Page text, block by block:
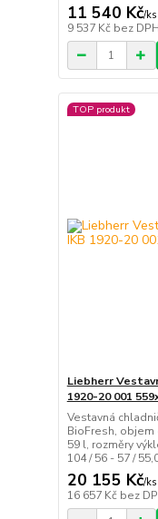
11 540 Kč/ks
9 537 Kč bez DPH
TOP produkt
Liebherr
1920-20 001
Vestavná
BioFresh, objem
59 l, rozměry
104 / 56 - 57 /
20 155 Kč/ks
16 657 Kč bez